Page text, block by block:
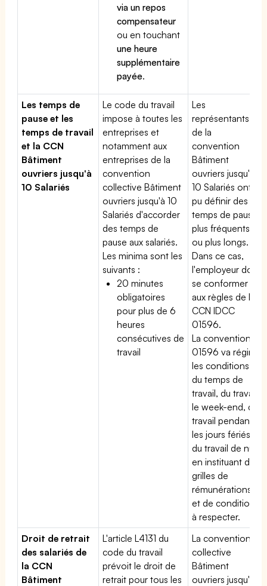
via un repos
compensateur
ou en touchant
une heure
supplémentaire
payée.
Les temps de
pause et les
temps de travail
et la CCN
Bâtiment
ouvriers jusqu'à
10 Salariés
Le code du travail
impose à toutes les
entreprises et
notamment aux
entreprises de la
convention
collective Bâtiment
ouvriers jusqu'à 10
Salariés d'accorder
des temps de
pause aux salariés.
Les minima sont les
suivants :
20 minutes
obligatoires
pour plus de 6
heures
consécutives de
travail
Les
représentants
de la
convention
Bâtiment
ouvriers jusqu'à
10 Salariés ont
pu définir des
temps de pause
plus fréquents
ou plus longs.
Dans ce cas,
l'employeur doit
se conformer
aux règles de la
CCN IDCC
01596.
La convention
01596 va régir
les conditions
du temps de
travail, du travail
le week-end, du
travail pendant
les jours fériés,
du travail de nuit
en instituant des
grilles de
rémunérations
et de conditions
à respecter.
Droit de retrait
des salariés de
la CCN
Bâtiment
L'article L4131 du
code du travail
prévoit le droit de
retrait pour tous les
La convention
collective
Bâtiment
ouvriers jusqu'à